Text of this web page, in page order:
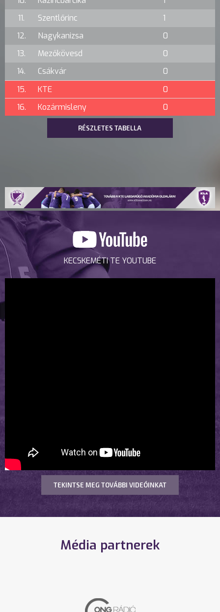
11.
Szentlőrinc
1
12.
Nagykanizsa
0
13.
Mezőkövesd
0
14.
Csákvár
0
15.
KTE
0
16.
Kozármisleny 0
RÉSZLETES TABELLA
KECSKEMÉTI TE YOUTUBE
TEKINTSE MEG TOVÁBBI VIDEÓINKAT
Média partnerek